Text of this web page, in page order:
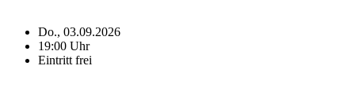
Do., 03.09.2026
19:00 Uhr
Eintritt frei